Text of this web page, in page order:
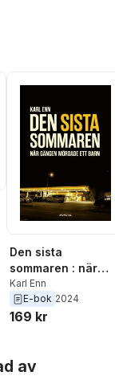
antal röster:
Den sista
sommaren : när
gängen mördade
ett barn
Karl Enn
E-bok 2024
169 kr
av